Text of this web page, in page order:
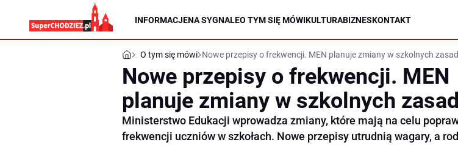
INFORMACJENA SYGNALEO TYM SIĘ MÓWIKULTURABIZNESKONTAKT
O tym się mówi Nowe przepisy o frekwencji. MEN planuje zmiany w szkolnych
Nowe przepisy o frekwencji. MEN
planuje zmiany w szkolnych
Ministerstwo Edukacji wprowadza zmiany, które mają na celu
frekwencji uczniów w szkołach. Nowe przepisy utrudnią wagary, a